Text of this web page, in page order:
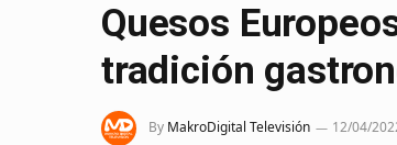
Quesos
tradición
By MakroDigital Televisión 12/04/